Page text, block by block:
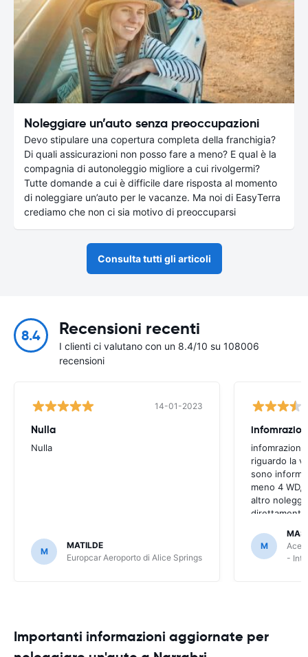
Noleggiare un’auto senza preoccupazioni
Devo stipulare una copertura completa della franchigia?
Di quali assicurazioni non posso fare a meno? E qual è la
compagnia di autonoleggio migliore a cui rivolgermi?
Tutte domande a cui è difficile dare risposta al momento
di noleggiare un’auto per le vacanze. Ma noi di EasyTerra
crediamo che non ci sia motivo di preoccuparsi
Consulta tutti gli articoli
8.4 Recensioni recenti
I clienti ci valutano con un 8.4/10 su 108006
recensioni
14-01-2023
Nulla
Nulla
M
MATILDE
Europcar Aeroporto di Alice Springs
infomrazioni
riguardo la
sono
meno 4 WD,
altro
direttamente
M
Ace
-
Importanti informazioni aggiornate per